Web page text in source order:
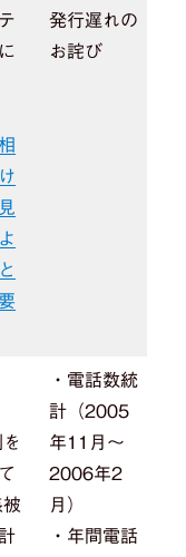
発行遅れの
お詫び
・電話数統
計（2005
年11月～
2006年2
月）
・年間電話